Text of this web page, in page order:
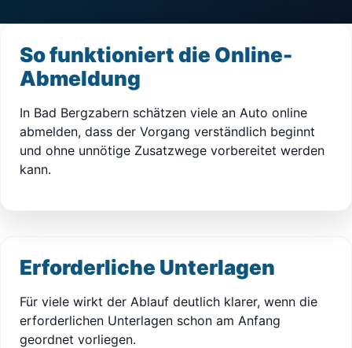
So funktioniert die Online-
Abmeldung
In Bad Bergzabern schätzen viele an Auto online
abmelden, dass der Vorgang verständlich beginnt
und ohne unnötige Zusatzwege vorbereitet werden
kann.
Erforderliche Unterlagen
Für viele wirkt der Ablauf deutlich klarer, wenn die
erforderlichen Unterlagen schon am Anfang
geordnet vorliegen.